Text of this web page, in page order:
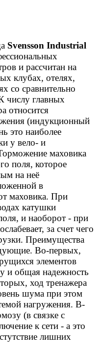
Svensson Industrial
и рассчитан на
клубах, отелях,
со сравнительно
числу главных
относится
(индукционный
это наиболее
у вело- и
маховика
поля, которое
на неё
в
маховика. При
катушки
и наоборот - при
за счет чего
Преимущества
Во-первых,
элементов
и общая надежность
ход тренажера
шума при этом
нагружения. В-
(в связке с
к сети - а это
лишних